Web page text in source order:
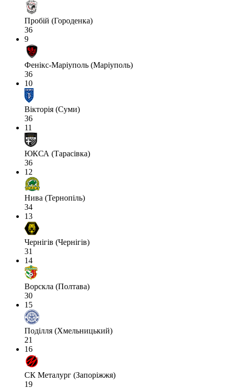
Пробій (Городенка)
36
9
Фенікс-Маріуполь (Маріуполь)
36
10
Вікторія (Суми)
36
11
ЮКСА (Тарасівка)
36
12
Нива (Тернопіль)
34
13
Чернігів (Чернігів)
31
14
Ворскла (Полтава)
30
15
Поділля (Хмельницький)
21
16
СК Металург (Запоріжжя)
19